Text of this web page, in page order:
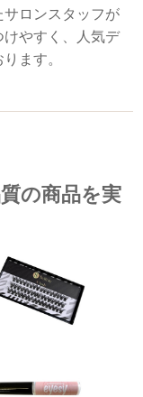
ロンスタッフが
けやすく、人気デ
ます。
の商品を実